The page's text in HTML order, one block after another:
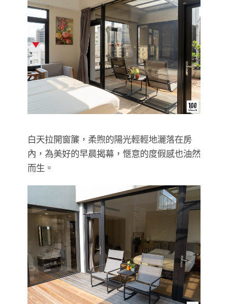
白天拉開窗簾，柔煦的陽光輕輕地灑落在房
內，為美好的早晨揭幕，愜意的度假感也油然
而生。